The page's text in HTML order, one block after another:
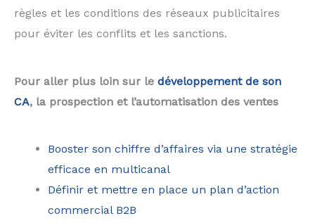
règles et les conditions des réseaux publicitaires
pour éviter les conflits et les sanctions.
Pour aller plus loin sur le développement de son
CA, la prospection et l’automatisation des ventes
Booster son chiffre d’affaires via une stratégie
efficace en multicanal
Définir et mettre en place un plan d’action
commercial B2B